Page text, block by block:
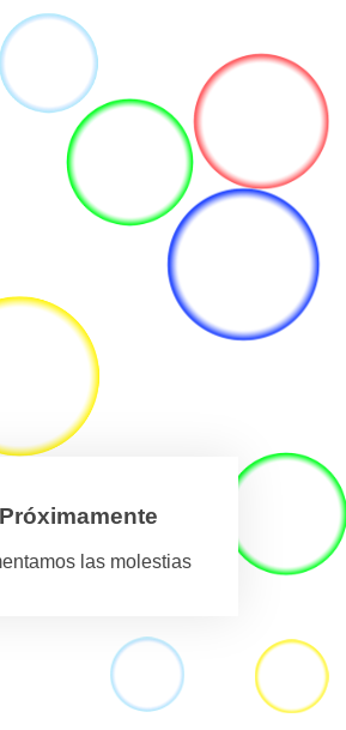
Próximamente
las molestias